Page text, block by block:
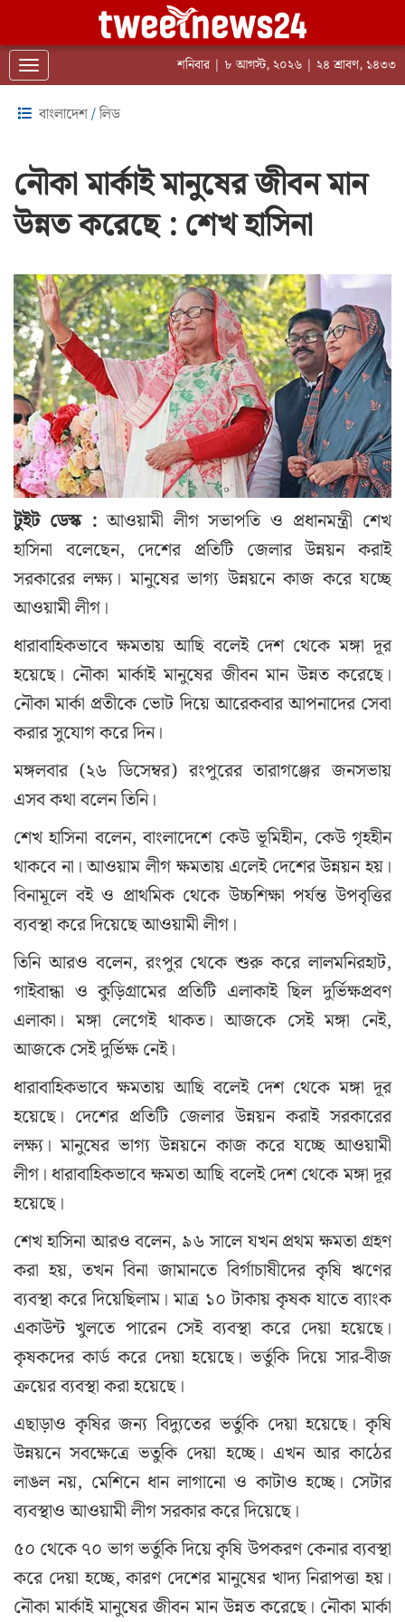
Toggle navigation শনিবার | ৮ আগস্ট, ২০২৬ | ২৪ শ্রাবণ, ১৪৩৩
বাংলাদেশ/লিড
নৌকা মার্কাই মানুষের জীবন মান
উন্নত করেছে : শেখ হাসিনা
টুইট ডেস্ক :আওয়ামী লীগ সভাপতি ও প্রধানমন্ত্রী শেখ
হাসিনা বলেছেন, দেশের প্রতিটি জেলার উন্নয়ন করাই
সরকারের লক্ষ্য। মানুষের ভাগ্য উন্নয়নে কাজ করে যচ্ছে
আওয়ামী লীগ।
ধারাবাহিকভাবে ক্ষমতায় আছি বলেই দেশ থেকে মঙ্গা দূর
হয়েছে। নৌকা মার্কাই মানুষের জীবন মান উন্নত করেছে।
নৌকা মার্কা প্রতীকে ভোট দিয়ে আরেকবার আপনাদের সেবা
করার সুযোগ করে দিন।
মঙ্গলবার (২৬ ডিসেম্বর) রংপুরের তারাগঞ্জের জনসভায়
এসব কথা বলেন তিনি।
শেখ হাসিনা বলেন, বাংলাদেশে কেউ ভূমিহীন, কেউ গৃহহীন
থাকবে না। আওয়াম লীগ ক্ষমতায় এলেই দেশের উন্নয়ন হয়।
বিনামূলে বই ও প্রাথমিক থেকে উচ্চশিক্ষা পর্যন্ত উপবৃত্তির
ব্যবস্থা করে দিয়েছে আওয়ামী লীগ।
তিনি আরও বলেন, রংপুর থেকে শুরু করে লালমনিরহাট,
গাইবান্ধা ও কুড়িগ্রামের প্রতিটি এলাকাই ছিল দুর্ভিক্ষপ্রবণ
এলাকা। মঙ্গা লেগেই থাকত। আজকে সেই মঙ্গা নেই,
আজকে সেই দুর্ভিক্ষ নেই।
ধারাবাহিকভাবে ক্ষমতায় আছি বলেই দেশ থেকে মঙ্গা দূর
হয়েছে। দেশের প্রতিটি জেলার উন্নয়ন করাই সরকারের
লক্ষ্য। মানুষের ভাগ্য উন্নয়নে কাজ করে যচ্ছে আওয়ামী
লীগ। ধারাবাহিকভাবে ক্ষমতা আছি বলেই দেশ থেকে মঙ্গা দূর
হয়েছে।
শেখ হাসিনা আরও বলেন, ৯৬ সালে যখন প্রথম ক্ষমতা গ্রহণ
করা হয়, তখন বিনা জামানতে বির্গাচাষীদের কৃষি ঋণের
ব্যবস্থা করে দিয়েছিলাম। মাত্র ১০ টাকায় কৃষক যাতে ব্যাংক
একাউন্ট খুলতে পারেন সেই ব্যবস্থা করে দেয়া হয়েছে।
কৃষকদের কার্ড করে দেয়া হয়েছে। ভর্তুকি দিয়ে সার-বীজ
ক্রয়ের ব্যবস্থা করা হয়েছে।
এছাড়াও কৃষির জন্য বিদ্যুতের ভর্তুকি দেয়া হয়েছে। কৃষি
উন্নয়নে সবক্ষেত্রে ভতুকি দেয়া হচ্ছে। এখন আর কাঠের
লাঙল নয়, মেশিনে ধান লাগানো ও কাটাও হচ্ছে। সেটার
ব্যবস্থাও আওয়ামী লীগ সরকার করে দিয়েছে।
৫০ থেকে ৭০ ভাগ ভর্তুকি দিয়ে কৃষি উপকরণ কেনার ব্যবস্থা
করে দেয়া হচ্ছে, কারণ দেশের মানুষের খাদ্য নিরাপত্তা হয়।
নৌকা মার্কাই মানুষের জীবন মান উন্নত করেছে। নৌকা মার্কা